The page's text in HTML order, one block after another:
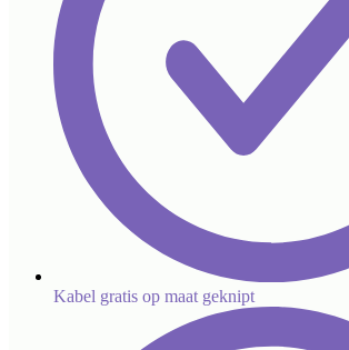
Kabel gratis op maat geknipt